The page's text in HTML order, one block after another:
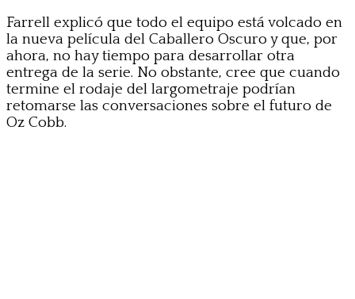
Farrell explicó que todo el equipo está volcado en
la nueva película del Caballero Oscuro y que, por
ahora, no hay tiempo para desarrollar otra
entrega de la serie. No obstante, cree que cuando
termine el rodaje del largometraje podrían
retomarse las conversaciones sobre el futuro de
Oz Cobb.